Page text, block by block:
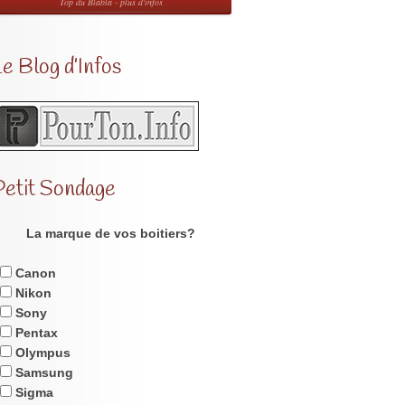
Blog d’Infos
Sondage
La marque de vos boitiers?
Canon
Nikon
Sony
Pentax
Olympus
Samsung
Sigma